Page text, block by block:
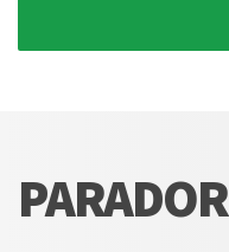
PARADOR